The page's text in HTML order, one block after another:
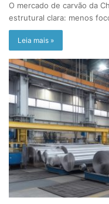
O mercado de carvão da
estrutural clara: menos
Leia mais »